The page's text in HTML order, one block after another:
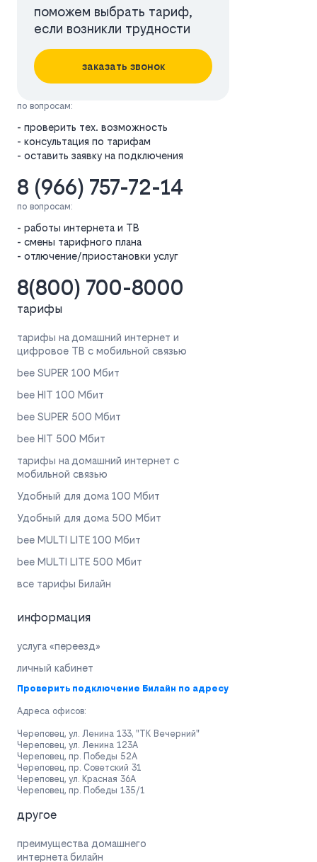
поможем выбрать тариф,
если возникли трудности
заказать звонок
по вопросам:
- проверить тех. возможность
- консультация по тарифам
- оставить заявку на подключения
8 (966) 757-72-14
по вопросам:
- работы интернета и ТВ
- смены тарифного плана
- отлючение/приостановки услуг
8(800) 700-8000
тарифы
тарифы на домашний интернет и
цифровое ТВ с мобильной связью
bee SUPER 100 Мбит
bee HIT 100 Мбит
bee SUPER 500 Мбит
bee HIT 500 Мбит
тарифы на домашний интернет с
мобильной связью
Удобный для дома 100 Мбит
Удобный для дома 500 Мбит
bee MULTI LITE 100 Мбит
bee MULTI LITE 500 Мбит
все тарифы Билайн
информация
услуга «переезд»
личный кабинет
Проверить подключение Билайн по адресу
Адреса офисов:
Череповец, ул. Ленина 133, "ТК Вечерний"
Череповец, ул. Ленина 123А
Череповец, пр. Победы 52А
Череповец, пр. Советский 31
Череповец, ул. Красная 36А
Череповец, пр. Победы 135/1
другое
преимущества домашнего
интернета билайн